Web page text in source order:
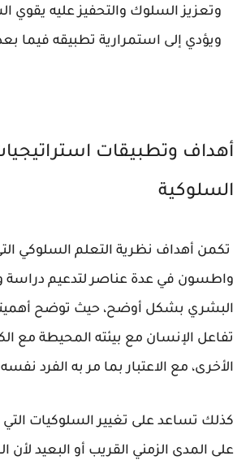
وتعزيز السلوك والتحفيز عليه يقوي
ويؤدي إلى استمرارية تطبيقه فيما
أهداف وتطبيقات
السلوكية
تكمن أهداف نظرية التعلم السلوكي
واطسون في عدة عناصر لتدعيم دراسة
البشري بشكل أوضح، حيث توضح
تفاعل الإنسان مع بيئته المحيطة مع
الأخرى، مع الاعتبار بما مر به الفرد
كذلك تساعد على تغيير السلوكيات التي
على المدى الزمني القريب أو البعيد